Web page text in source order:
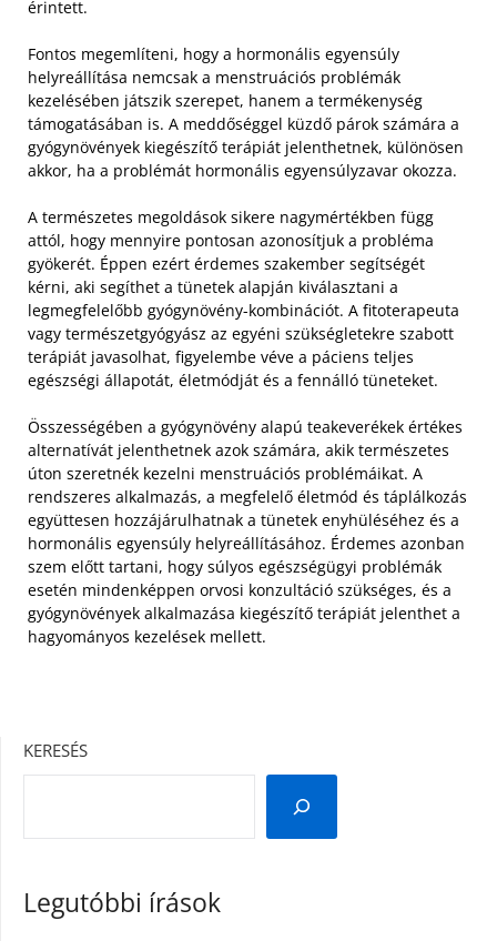
érintett.
Fontos megemlíteni, hogy a hormonális egyensúly
helyreállítása nemcsak a menstruációs problémák
kezelésében játszik szerepet, hanem a termékenység
támogatásában is. A meddőséggel küzdő párok számára a
gyógynövények kiegészítő terápiát jelenthetnek, különösen
akkor, ha a problémát hormonális egyensúlyzavar okozza.
A természetes megoldások sikere nagymértékben függ
attól, hogy mennyire pontosan azonosítjuk a probléma
gyökerét. Éppen ezért érdemes szakember segítségét
kérni, aki segíthet a tünetek alapján kiválasztani a
legmegfelelőbb gyógynövény-kombinációt. A fitoterapeuta
vagy természetgyógyász az egyéni szükségletekre szabott
terápiát javasolhat, figyelembe véve a páciens teljes
egészségi állapotát, életmódját és a fennálló tüneteket.
Összességében a gyógynövény alapú teakeverékek értékes
alternatívát jelenthetnek azok számára, akik természetes
úton szeretnék kezelni menstruációs problémáikat. A
rendszeres alkalmazás, a megfelelő életmód és táplálkozás
együttesen hozzájárulhatnak a tünetek enyhüléséhez és a
hormonális egyensúly helyreállításához. Érdemes azonban
szem előtt tartani, hogy súlyos egészségügyi problémák
esetén mindenképpen orvosi konzultáció szükséges, és a
gyógynövények alkalmazása kiegészítő terápiát jelenthet a
hagyományos kezelések mellett.
KERESÉS
Legutóbbi írások